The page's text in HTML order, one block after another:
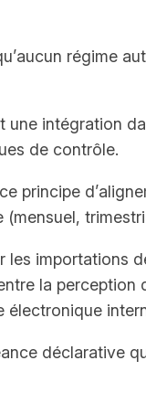
régime
une intégration
de contrôle.
principe
les importations
la perception
électronique
déclarative